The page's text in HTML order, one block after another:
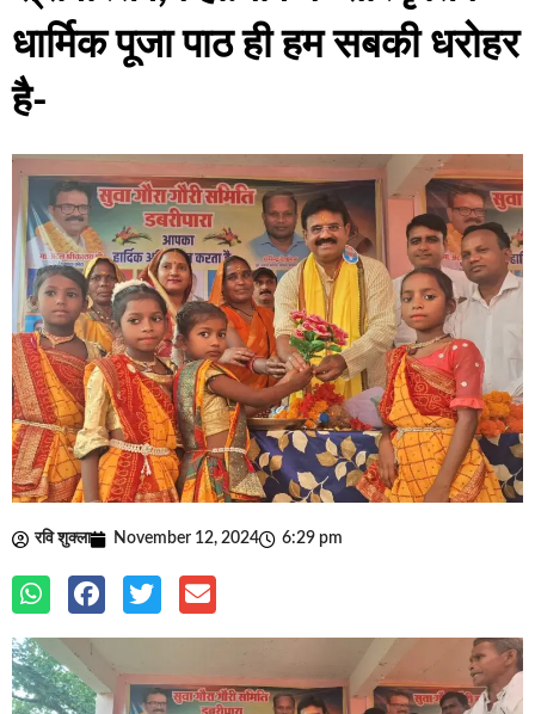
धार्मिक पूजा पाठ ही हम सबकी धरोहर
है-
रवि शुक्ला November 12, 2024 6:29 pm